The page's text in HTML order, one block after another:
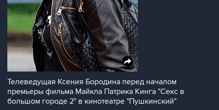
Телеведущая Ксения Бородина перед началом
премьеры фильма Майкла Патрика Кинга "Секс в
большом городе 2" в кинотеатре "Пушкинский"